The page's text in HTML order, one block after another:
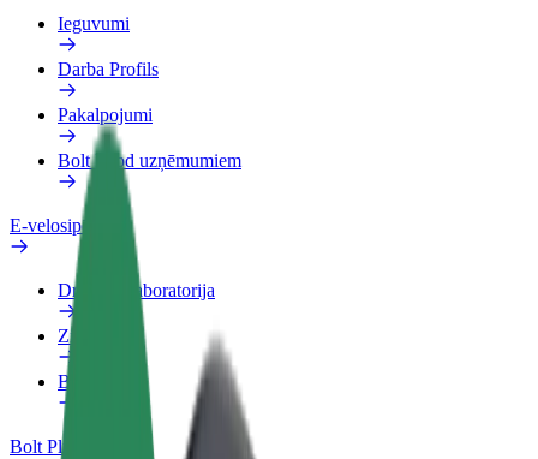
Ieguvumi
Darba Profils
Pakalpojumi
Bolt Food uzņēmumiem
E-velosipēdi
Drošības laboratorija
Ziņot
BUJ
Bolt Plus